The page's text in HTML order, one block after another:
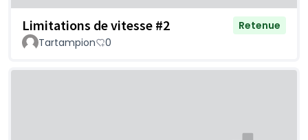
Limitations de vitesse #2
Retenue
Tartampion
0